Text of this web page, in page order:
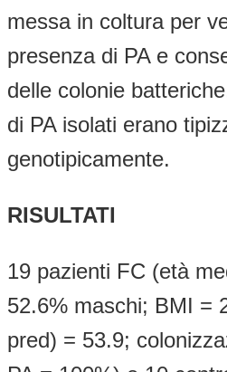
messa in coltura per
presenza di PA e
delle colonie
di PA isolati erano
genotipicamente.
RISULTATI
19 pazienti FC (età
52.6% maschi; BMI =
pred) = 53.9;